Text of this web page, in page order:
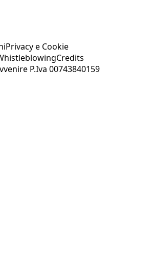
Privacy e Cookie
Credits
P.Iva 00743840159